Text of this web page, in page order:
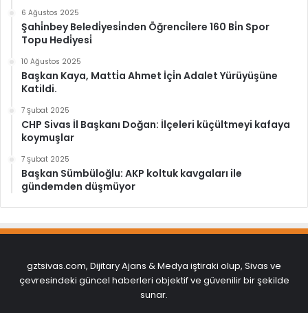
6 Ağustos 2025
Şahi̇nbey Beledi̇yesi̇nden Öğrenci̇lere 160 Bi̇n Spor
Topu Hedi̇yesi̇
10 Ağustos 2025
Başkan Kaya, Matti̇a Ahmet İçi̇n Adalet Yürüyüşüne
Katildi.
7 Şubat 2025
CHP Sivas İl Başkanı Doğan: İlçeleri küçültmeyi kafaya
koymuşlar
7 Şubat 2025
Başkan Sümbüloğlu: AKP koltuk kavgaları ile
gündemden düşmüyor
gztsivas.com, Dijitary Ajans & Medya iştiraki olup, Sivas ve
çevresindeki güncel haberleri objektif ve güvenilir bir şekilde
sunar.